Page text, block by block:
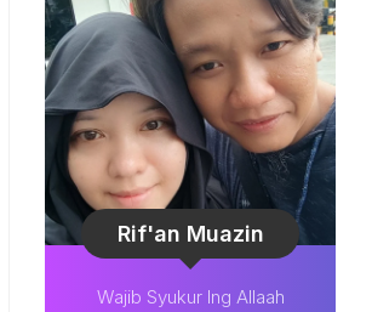
Rif'an Muazin
Wajib Syukur Ing Allaah